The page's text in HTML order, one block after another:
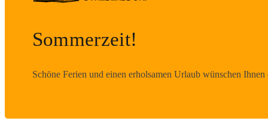
Sommerzeit!
Schöne Ferien und einen erholsamen Urlaub wünschen